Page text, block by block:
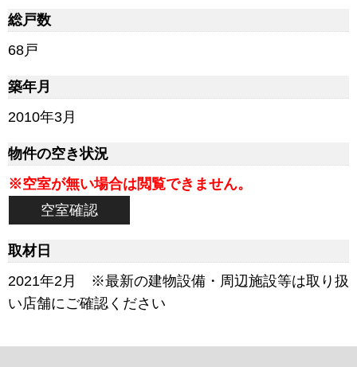
総戸数
68戸
築年月
2010年3月
物件の空き状況
※空室が無い場合は閲覧できません。
空室確認
取材日
2021年2月 ※最新の建物設備・周辺施設等は取り扱
い店舗にご確認ください